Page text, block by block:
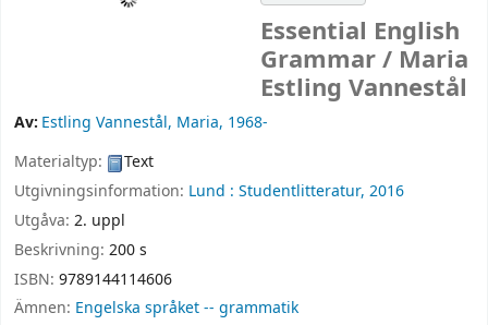
Essential English
Grammar / Maria
Estling Vannestål
Av: Estling Vannestål, Maria, 1968-
Materialtyp:
Text
Utgivningsinformation: Lund : Studentlitteratur, 2016
Utgåva: 2. uppl
Beskrivning: 200 s
ISBN: 9789144114606
Ämnen: Engelska språket -- grammatik